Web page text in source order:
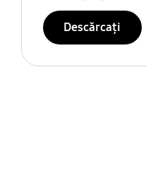
Descărcați